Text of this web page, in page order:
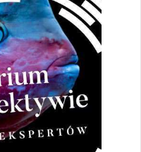
i uzyskanie
tarło,
ciągły),